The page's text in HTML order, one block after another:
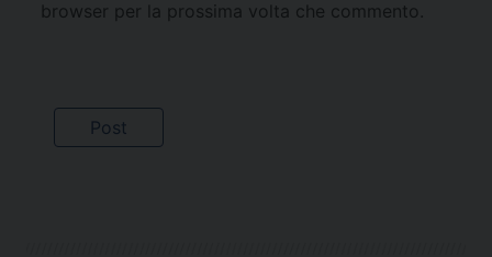
browser per la prossima volta che commento.